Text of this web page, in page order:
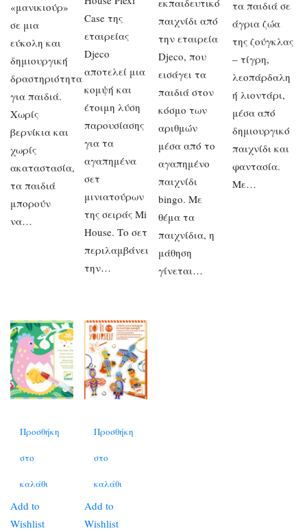
«μανικιούρ»
σε μια
εύκολη και
δημιουργική
δραστηριότητα
για παιδιά.
Χωρίς
βερνίκια και
χωρίς
ακαταστασία,
τα παιδιά
μπορούν
να…
Case της
εταιρείας
Djeco
αποτελεί μια
κομψή και
έτοιμη λύση
παρουσίασης
για τα
αγαπημένα
σετ
μινιατούρων
της σειράς Mi
House. Το σετ
περιλαμβάνει
την…
παιχνίδι από
την εταιρεία
Djeco, που
εισάγει τα
παιδιά στον
κόσμο των
αριθμών
μέσα από το
αγαπημένο
παιχνίδι
bingo. Με
θέμα τα
παιχνίδια, η
μάθηση
γίνεται…
τα παιδιά σε
άγρια ζώα
της ζούγκλας
– τίγρη,
λεοπάρδαλη
ή λιοντάρι,
μέσα από
δημιουργικό
παιχνίδι και
φαντασία.
Με…
Προσθήκη
στο
καλάθι
Add to
Wishlist
Προσθήκη
στο
καλάθι
Add to
Wishlist